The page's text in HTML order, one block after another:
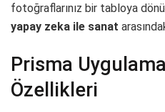
fotoğraflarınız bir tabloya
yapay zeka ile sanat
Prisma
Özellikleri